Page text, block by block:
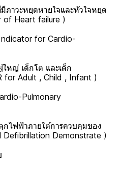
าวะหยุดหายใจและหัวใจหยุด
of Heart failure )
for Cardio-
ญ่ เด็กโต และเด็ก
for Adult , Child , Infant )
Pulmonary
ฟฟ้าภายใต้การควบคุมของ
Demonstrate )